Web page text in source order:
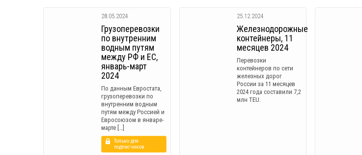
28.05.2024
Грузоперевозки
по внутренним
водным путям
между РФ и ЕС,
январь-март
2024
По данным Евростата,
грузоперевозки по
внутренним водным
путям между Россией и
Евросоюзом в январе-
марте […]
Только для
подписчиков
25.12.2024
Железнодорожные
контейнеры, 11
месяцев 2024
Перевозки
контейнеров по сети
железных дорог
России за 11 месяцев
2024 года составили 7,2
млн TEU.